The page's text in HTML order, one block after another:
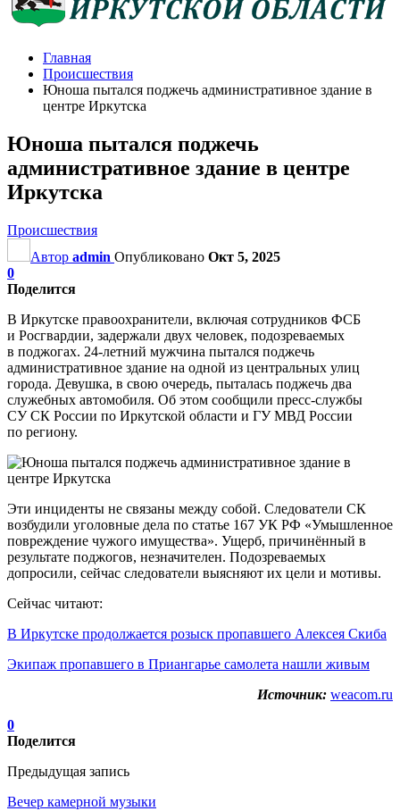
Главная
Происшествия
Юноша пытался поджечь административное здание в
центре Иркутска
Юноша пытался поджечь
административное здание в центре
Иркутска
Происшествия
Автор admin Опубликовано Окт 5, 2025
0
Поделится
В Иркутске правоохранители, включая сотрудников ФСБ
и Росгвардии, задержали двух человек, подозреваемых
в поджогах. 24-летний мужчина пытался поджечь
административное здание на одной из центральных улиц
города. Девушка, в свою очередь, пыталась поджечь два
служебных автомобиля. Об этом сообщили пресс-службы
СУ СК России по Иркутской области и ГУ МВД России
по региону.
Эти инциденты не связаны между собой. Следователи СК
возбудили уголовные дела по статье 167 УК РФ «Умышленное
повреждение чужого имущества». Ущерб, причинённый в
результате поджогов, незначителен. Подозреваемых
допросили, сейчас следователи выясняют их цели и мотивы.
Сейчас читают:
В Иркутске продолжается розыск пропавшего Алексея Скиба
Экипаж пропавшего в Приангарье самолета нашли живым
Источник: weacom.ru
0
Поделится
Предыдущая запись
Вечер камерной музыки